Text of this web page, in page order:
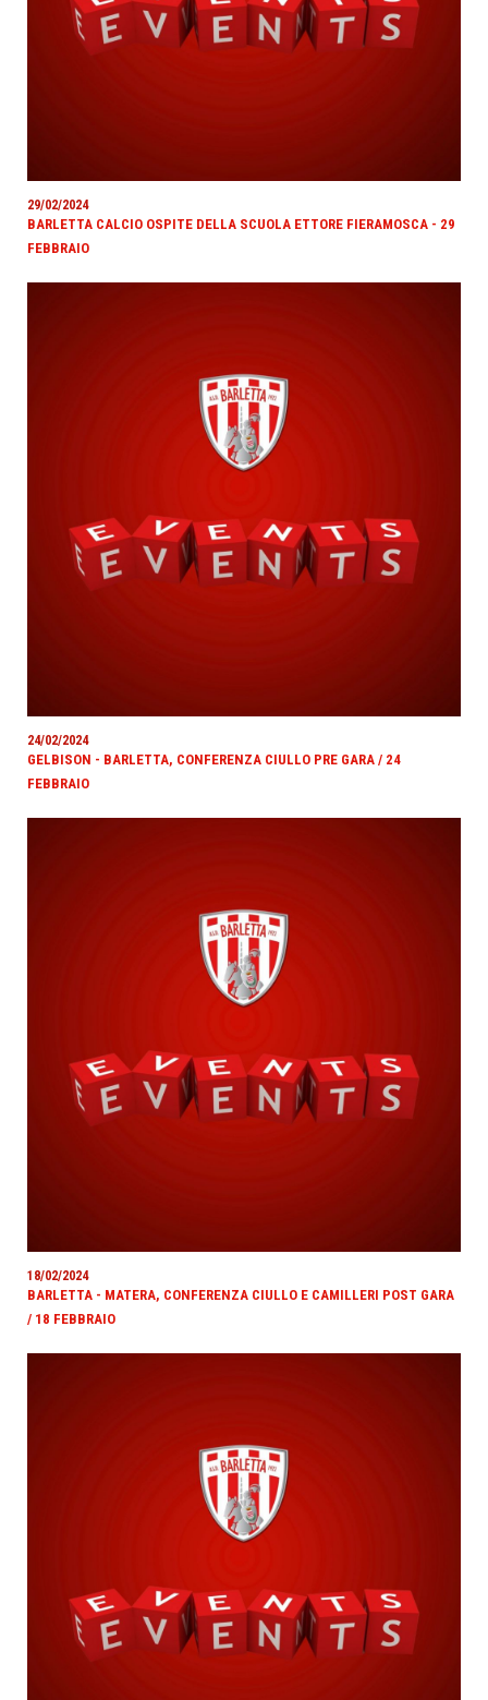
29/02/2024
BARLETTA CALCIO OSPITE DELLA SCUOLA ETTORE FIERAMOSCA - 29
FEBBRAIO
24/02/2024
GELBISON - BARLETTA, CONFERENZA CIULLO PRE GARA / 24
FEBBRAIO
18/02/2024
BARLETTA - MATERA, CONFERENZA CIULLO E CAMILLERI POST GARA
/ 18 FEBBRAIO